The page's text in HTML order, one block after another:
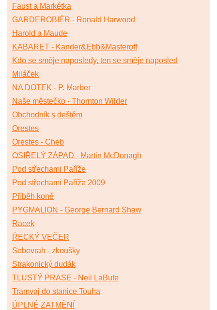
Faust a Markétka
GARDEROBIÉR - Ronald Harwood
Harold a Maude
KABARET - Kander&Ebb&Masteroff
Kdo se směje naposledy, ten se směje naposled
Miláček
NA DOTEK - P. Marber
Naše městečko - Thornton Wilder
Obchodník s deštěm
Orestes
Orestes - Cheb
OSIŘELÝ ZÁPAD - Martin McDonagh
Pod střechami Paříže
Pod střechami Paříže 2009
Příběh koně
PYGMALION - George Bernard Shaw
Racek
ŘECKÝ VEČER
Sebevrah - zkoušky
Strakonický dudák
TLUSTÝ PRASE - Neil LaBute
Tramvaj do stanice Touha
ÚPLNÉ ZATMĚNÍ